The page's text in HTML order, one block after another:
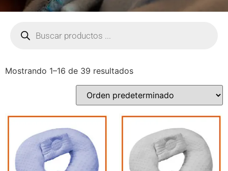
Mostrando 1–16 de 39 resultados